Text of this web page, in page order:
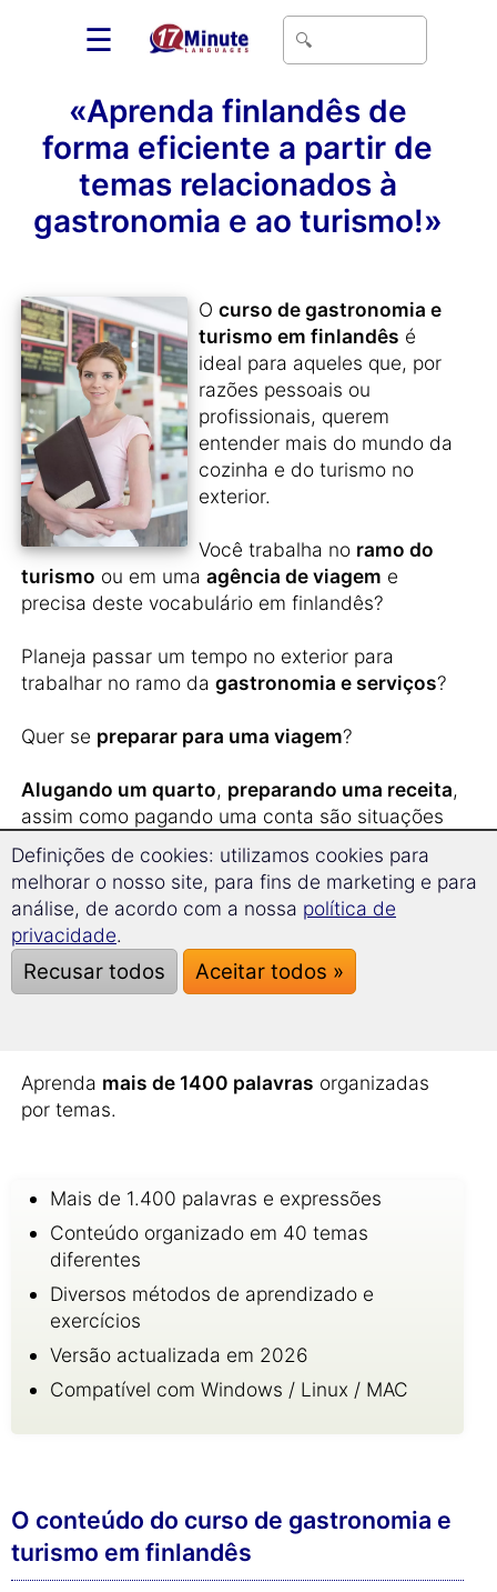
☰
«Aprenda finlandês de
forma eficiente a partir de
temas relacionados à
gastronomia e ao turismo!»
O curso de gastronomia e
turismo em finlandês é
ideal para aqueles que, por
razões pessoais ou
profissionais, querem
entender mais do mundo da
cozinha e do turismo no
exterior.
Você trabalha no ramo do
turismo ou em uma agência de viagem e
precisa deste vocabulário em finlandês?
Planeja passar um tempo no exterior para
trabalhar no ramo da gastronomia e serviços?
Quer se preparar para uma viagem?
Alugando um quarto, preparando uma receita,
assim como pagando uma conta são situações
que você encontra no curso.
Quer formular uma reclamação oufazer uma
excursão e ir às compras ?
Gosta de cozinharou lerreceitas estrangeiras
em finlandês?
Aprenda mais de 1400 palavras organizadas
por temas.
Mais de 1.400 palavras e expressões
Conteúdo organizado em 40 temas
diferentes
Diversos métodos de aprendizado e
exercícios
Versão actualizada em 2026
Compatível com Windows / Linux / MAC
O conteúdo do curso de gastronomia e
turismo em finlandês
Definições de cookies: utilizamos cookies para
melhorar o nosso site, para fins de marketing e para
análise, de acordo com a nossa política de
privacidade.
Recusar todos Aceitar todos »